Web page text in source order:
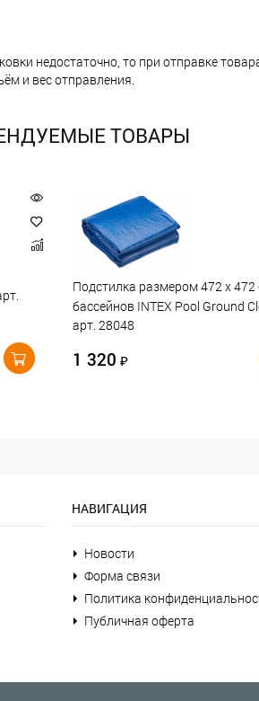
недостаточно, то при отправке
и вес отправления.
ТОВАРЫ
Подстилка размером 472 х 472
бассейнов INTEX Pool Ground
арт. 28048
1 320 ₽
НАВИГАЦИЯ
Новости
Форма связи
Политика
Публичная оферта